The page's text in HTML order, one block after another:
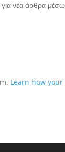
για νέα άρθρα
Learn how